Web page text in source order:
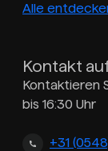
Alle
Kontakt
Kontaktieren
bis 16:30 Uhr
+31